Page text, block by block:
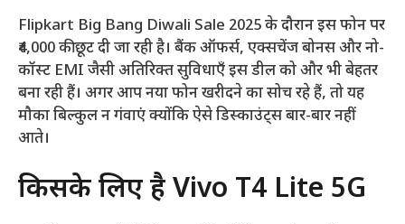
Flipkart Big Bang Diwali Sale 2025 के दौरान इस फोन पर
₹4,000 की छूट दी जा रही है। बैंक ऑफर्स, एक्सचेंज बोनस और नो-
कॉस्ट EMI जैसी अतिरिक्त सुविधाएँ इस डील को और भी बेहतर
बना रही हैं। अगर आप नया फोन खरीदने का सोच रहे हैं, तो यह
मौका बिल्कुल न गंवाएं क्योंकि ऐसे डिस्काउंट्स बार-बार नहीं
आते।
किसके लिए है Vivo T4 Lite 5G